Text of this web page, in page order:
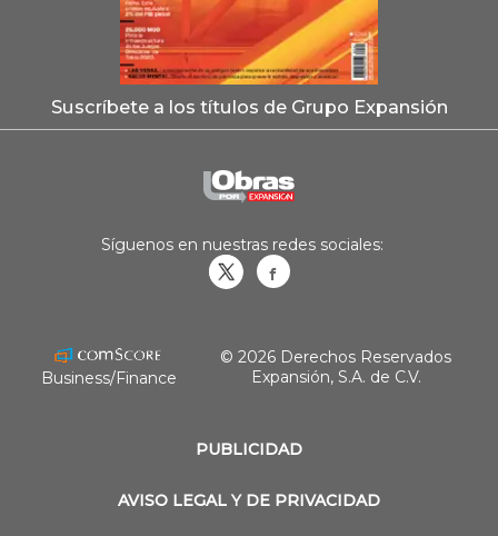
Suscríbete a los títulos de Grupo Expansión
PUBLICIDAD
AVISO LEGAL Y DE PRIVACIDAD
Síguenos en nuestras redes sociales:
Business/Finance
© 2026 Derechos Reservados
Expansión, S.A. de C.V.